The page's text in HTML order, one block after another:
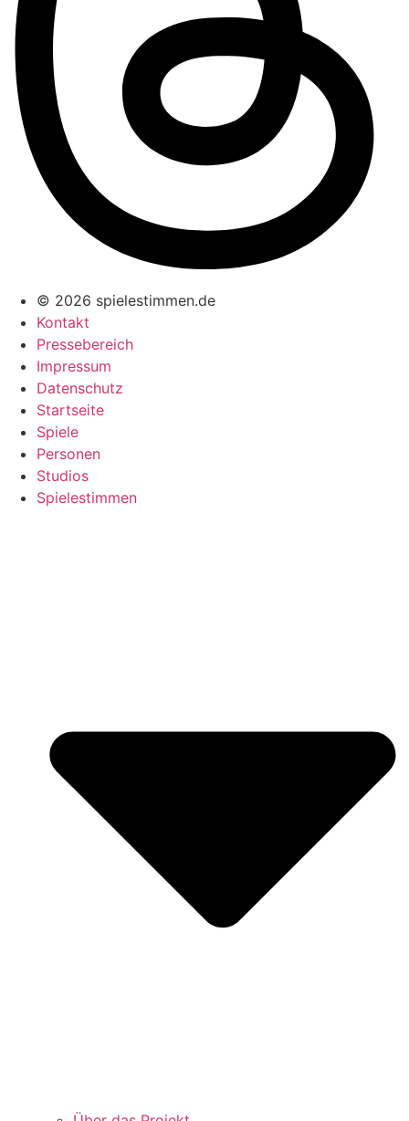
© 2026 spielestimmen.de
Kontakt
Pressebereich
Impressum
Datenschutz
Startseite
Spiele
Personen
Studios
Spielestimmen